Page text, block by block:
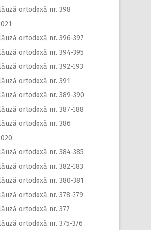
ortodoxă nr. 398
ortodoxă nr. 396-397
ortodoxă nr. 394-395
ortodoxă nr. 392-393
ortodoxă nr. 391
ortodoxă nr. 389-390
ortodoxă nr. 387-388
ortodoxă nr. 386
ortodoxă nr. 384-385
ortodoxă nr. 382-383
ortodoxă nr. 380-381
ortodoxă nr. 378-379
ortodoxă nr. 377
ortodoxă nr. 375-376